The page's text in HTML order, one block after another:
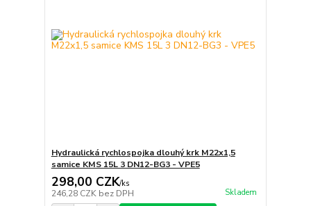
Hydraulická rychlospojka dlouhý krk M22x1,5
samice KMS 15L 3 DN12-BG3 - VPE5
298,00 CZK/ks
246,28 CZK bez DPH Skladem